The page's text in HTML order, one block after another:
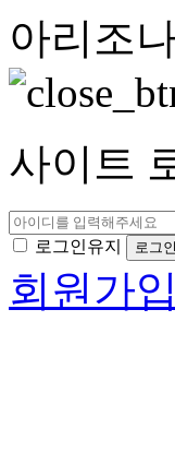
아리조
사이트
로그인유지
회원가입